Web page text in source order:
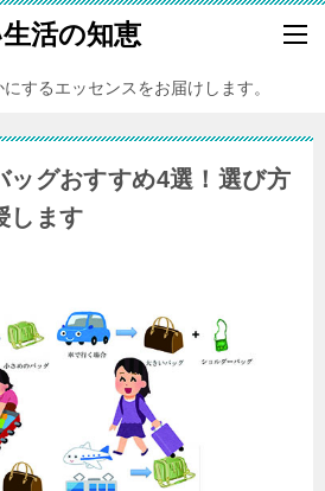
活の知恵
するエッセンスをお届けします。
ッグおすすめ4選！選び方
します